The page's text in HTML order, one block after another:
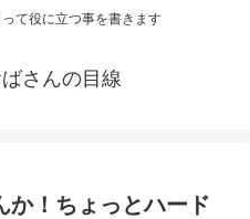
て役に立つ事を書きます
さんの目線
か！ちょっとハード